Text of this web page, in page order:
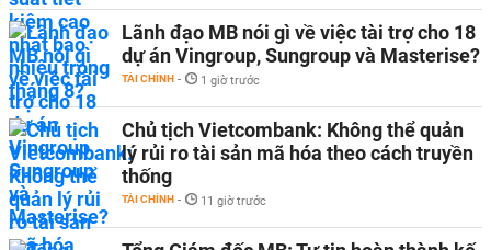
Lãnh đạo MB nói gì về việc tài trợ cho 18
dự án Vingroup, Sungroup và Masterise?
TÀI CHÍNH - 1 giờ trước
Chủ tịch Vietcombank: Không thể quản
lý rủi ro tài sản mã hóa theo cách truyền
thống
TÀI CHÍNH - 11 giờ trước